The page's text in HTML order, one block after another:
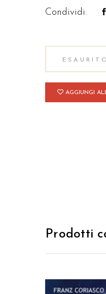
Condividi:
ESAURITO
AGGIUNGI
Prodotti